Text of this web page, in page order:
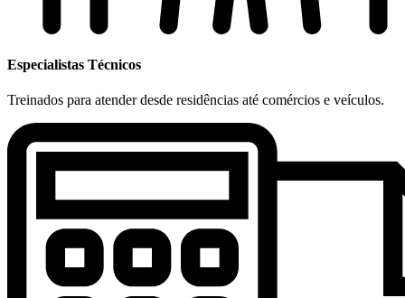
Especialistas Técnicos
Treinados para atender desde residências até comércios e veículos.